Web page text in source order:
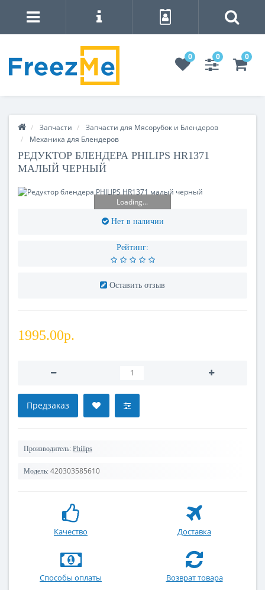
0 0 0
Запчасти
Запчасти для Мясорубок и Блендеров
Механика для Блендеров
РЕДУКТОР БЛЕНДЕРА PHILIPS HR1371
МАЛЫЙ ЧЕРНЫЙ
Loading...
Нет в наличии
Рейтинг:
Оставить отзыв
1995.00р.
Предзаказ
Производитель: Philips
Модель: 420303585610
Качество Доставка
Способы оплаты Возврат товара